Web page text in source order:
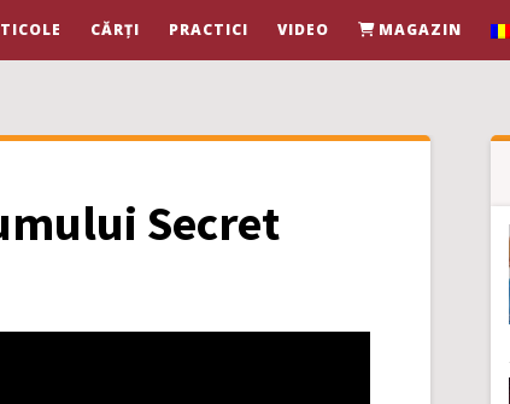
CĂRȚI PRACTICI VIDEO MAGAZIN
Secret